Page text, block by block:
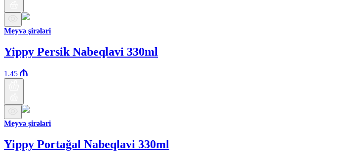
Meyvə şirələri
Yippy Persik Nabeqlavi 330ml
1.45
Meyvə şirələri
Yippy Portağal Nabeqlavi 330ml